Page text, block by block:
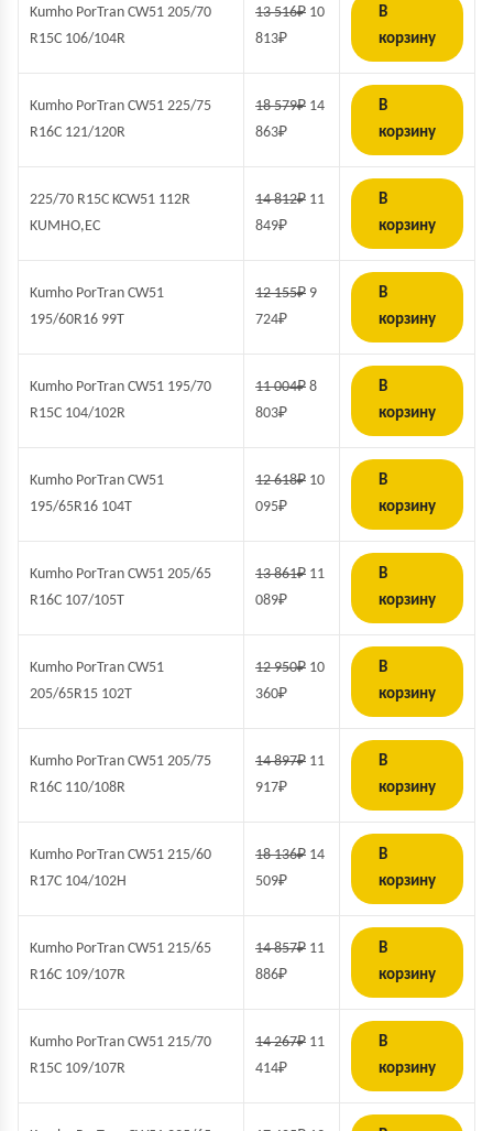
Kumho PorTran CW51 205/70
R15C 106/104R
13 516₽ 10
813₽
В
корзину
Kumho PorTran CW51 225/75
R16C 121/120R
18 579₽ 14
863₽
В
корзину
225/70 R15C KCW51 112R
KUMHO,EC
14 812₽ 11
849₽
В
корзину
Kumho PorTran CW51
195/60R16 99T
12 155₽ 9
724₽
В
корзину
Kumho PorTran CW51 195/70
R15C 104/102R
11 004₽ 8
803₽
В
корзину
Kumho PorTran CW51
195/65R16 104T
12 618₽ 10
095₽
В
корзину
Kumho PorTran CW51 205/65
R16C 107/105T
13 861₽ 11
089₽
В
корзину
Kumho PorTran CW51
205/65R15 102T
12 950₽ 10
360₽
В
корзину
Kumho PorTran CW51 205/75
R16C 110/108R
14 897₽ 11
917₽
В
корзину
Kumho PorTran CW51 215/60
R17C 104/102H
18 136₽ 14
509₽
В
корзину
Kumho PorTran CW51 215/65
R16C 109/107R
14 857₽ 11
886₽
В
корзину
Kumho PorTran CW51 215/70
R15C 109/107R
14 267₽ 11
414₽
В
корзину